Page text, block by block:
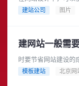
是一些提供免费图
建站公司 图片
时要节省网站建设的
适的网站类型根据
模板建站 北京网